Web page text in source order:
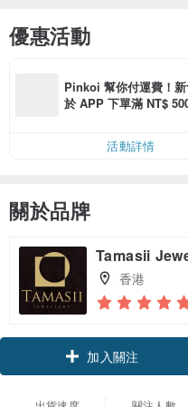
優惠活動
Pinkoi 幫你付運費！
於 APP 下單滿 NT$
活動詳情
關於品牌
Tamasii
香港
領優惠券
加入關注